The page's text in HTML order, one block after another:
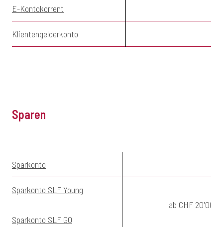
E-Kontokorrent
Klientengelderkonto
Sparen
Sparkonto
Sparkonto SLF Young
Sparkonto SLF GO
ab CHF